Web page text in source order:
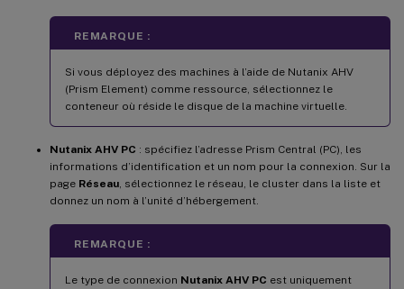
REMARQUE :
Si vous déployez des machines à l’aide de Nutanix AHV
(Prism Element) comme ressource, sélectionnez le
conteneur où réside le disque de la machine virtuelle.
Nutanix AHV PC : spécifiez l’adresse Prism Central (PC), les
informations d’identification et un nom pour la connexion. Sur la
page Réseau, sélectionnez le réseau, le cluster dans la liste et
donnez un nom à l’unité d’hébergement.
REMARQUE :
Le type de connexion Nutanix AHV PC est uniquement